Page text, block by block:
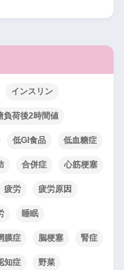
インスリン
負荷後2時間値
低GI食品 低血糖症
合併症 心筋梗塞
疲労 疲労原因
睡眠
膜症 脳梗塞 腎症
知症 野菜